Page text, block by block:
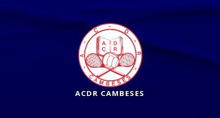
ACDR CAMBESES